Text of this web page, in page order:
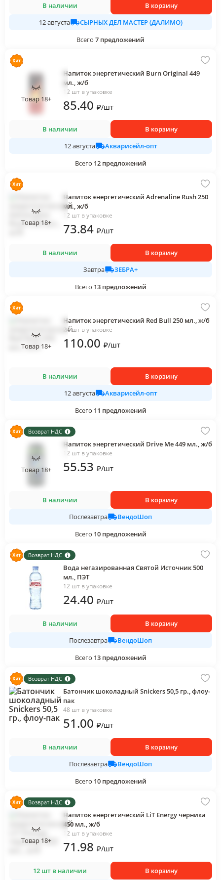
В наличии
В корзину
12 августа
СЫРНЫХ ДЕЛ МАСТЕР (ДАЛИМО)
Всего 7 предложений
Товар 18+
Напиток энергетический Burn Original 449
мл., ж/б
12 шт в упаковке
85.40 ₽/шт
В наличии
В корзину
12 августа
Акварисейл-опт
Всего 12 предложений
Товар 18+
Напиток энергетический Adrenaline Rush 250
мл., ж/б
12 шт в упаковке
73.84 ₽/шт
В наличии
В корзину
Завтра
ЗЕБРА+
Всего 13 предложений
Товар 18+
Напиток энергетический Red Bull 250 мл., ж/б
24 шт в упаковке
110.00 ₽/шт
В наличии
В корзину
12 августа
Акварисейл-опт
Всего 11 предложений
Возврат НДС
Товар 18+
Напиток энергетический Drive Me 449 мл., ж/б
12 шт в упаковке
55.53 ₽/шт
В наличии
В корзину
Послезавтра
ВендоШоп
Всего 10 предложений
Возврат НДС
Вода негазированная Святой Источник 500
мл., ПЭТ
12 шт в упаковке
24.40 ₽/шт
В наличии
В корзину
Послезавтра
ВендоШоп
Всего 13 предложений
Возврат НДС
Батончик шоколадный Snickers 50,5 гр., флоу-
пак
48 шт в упаковке
51.00 ₽/шт
В наличии
В корзину
Послезавтра
ВендоШоп
Всего 10 предложений
Возврат НДС
Товар 18+
Напиток энергетический LiT Energy черника
450 мл., ж/б
12 шт в упаковке
71.98 ₽/шт
12 шт в наличии В корзину